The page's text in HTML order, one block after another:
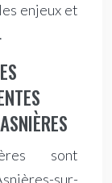
enjeux et
sont
sur-